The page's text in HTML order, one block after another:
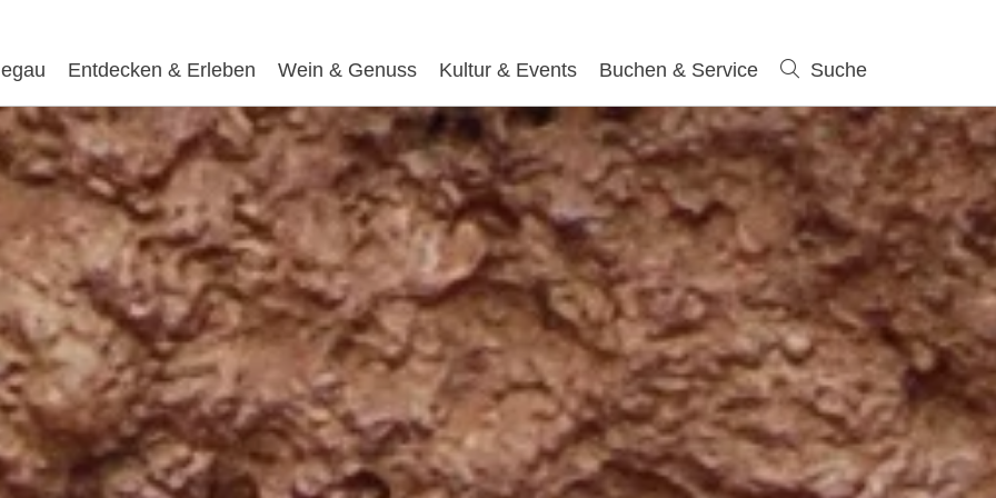
Suche
Entdecken & Erleben Wein & Genuss Kultur & Events Buchen & Service Suche